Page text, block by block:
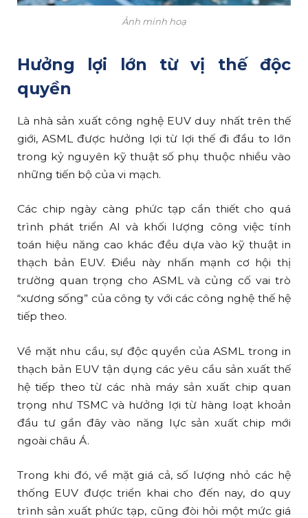
Ảnh minh hoạ
Hưởng lợi lớn từ vị thế độc
quyền
Là nhà sản xuất công nghệ EUV duy nhất trên thế
giới, ASML được hưởng lợi từ lợi thế đi đầu to lớn
trong kỷ nguyên kỹ thuật số phụ thuộc nhiều vào
những tiến bộ của vi mạch.
Các chip ngày càng phức tạp cần thiết cho quá
trình phát triển AI và khối lượng công việc tính
toán hiệu năng cao khác đều dựa vào kỹ thuật in
thạch bản EUV. Điều này nhấn mạnh cơ hội thị
trường quan trọng cho ASML và củng cố vai trò
“xương sống” của công ty với các công nghệ thế hệ
tiếp theo.
Về mặt nhu cầu, sự độc quyền của ASML trong in
thạch bản EUV tận dụng các yêu cầu sản xuất thế
hệ tiếp theo từ các nhà máy sản xuất chip quan
trọng như TSMC và hưởng lợi từ hàng loạt khoản
đầu tư gần đây vào năng lực sản xuất chip mới
ngoài châu Á.
Trong khi đó, về mặt giá cả, số lượng nhỏ các hệ
thống EUV được triển khai cho đến nay, do quy
trình sản xuất phức tạp, cũng đòi hỏi một mức giá